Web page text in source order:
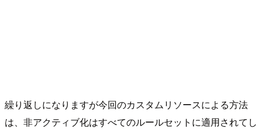
繰り返しになりますが今回のカスタムリソースによる方法
は、非アクティブ化はすべてのルールセットに適用されてし